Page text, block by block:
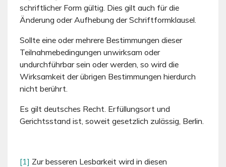
schriftlicher Form gültig. Dies gilt auch für die
Änderung oder Aufhebung der Schriftformklausel.
Sollte eine oder mehrere Bestimmungen dieser
Teilnahmebedingungen unwirksam oder
undurchführbar sein oder werden, so wird die
Wirksamkeit der übrigen Bestimmungen hierdurch
nicht berührt.
Es gilt deutsches Recht. Erfüllungsort und
Gerichtsstand ist, soweit gesetzlich zulässig, Berlin.
[1] Zur besseren Lesbarkeit wird in diesen